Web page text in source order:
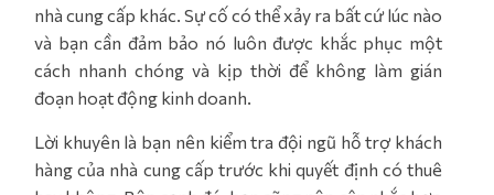
nhà cung cấp khác. Sự cố có thể xảy ra bất cứ lúc nào
và bạn cần đảm bảo nó luôn được khắc phục một
cách nhanh chóng và kịp thời để không làm gián
đoạn hoạt động kinh doanh.
Lời khuyên là bạn nên kiểm tra đội ngũ hỗ trợ khách
hàng của nhà cung cấp trước khi quyết định có thuê